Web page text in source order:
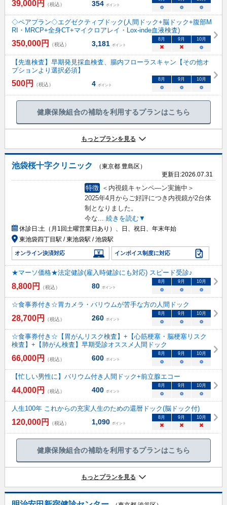
39,000円 （税込） 354 ポイント ○ ○ ○
◇ペアプラン◇エグゼクティブドック(人間ドック+脳ドック+腹部M
RI・MRCP+全身CT+マイクロアレイ・Lox-inde血液検査)
350,000円 （税込） 3,181 ポイント
8 月 9 月 10月
× × ○
【先進検査】早期発見採血検査、腸内フローラスキャン【その他オ
プションより選択必須】
500円 （税込） 4 ポイント
8 月 9 月 10月
○ ○ ○
健康保険組合の補助を利用するプランはこちら
もっとプランを見る
池袋桜十字クリニック
（東京都 豊島区）
更新日:2026.07.31
特徴
＜内視鏡キャンペ―ン実施中＞
2025年4月からご好評につき内視鏡が2台体
制となりました。
今な... 続きを読む▼
休診日:土（月1回土曜営業日あり）、日、祝日、年末年始
東池袋四丁目駅 / 東池袋駅 / 池袋駅
オンライン決済対応 インボイス制度に対応
★マーソ価格★法定健診(雇入時健診にも対応) スピード受診♪
8,800円 （税込） 80 ポイント
8月 9月 10月
○ ○ ○
☆食事券付き☆胃カメラ・バリウムが苦手な方の人間ドック
28,700円 （税込） 260 ポイント
8月 9月 10月
○ ○ ○
☆食事券付き☆【胃がんリスク検査】+【心筋梗塞・脳梗塞リスク
検査】+【肺がん検査】早期受診オススメ人間ドック
66,000円 （税込） 600 ポイント
8月 9月 10月
○ ○ ○
【忙しい男性に】バリウム付き人間ドック+前立腺エコー
44,000円 （税込） 400 ポイント
8月 9月 10月
○ ○ ○
人生100年 これからの充実人生のための還暦ドック(脳ドック付)
120,000円 （税込） 1,090 ポイント
8月 9月 10月
× × ×
健康保険組合の補助を利用するプランはこちら
もっとプランを見る